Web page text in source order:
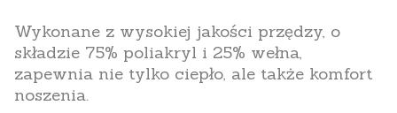
Wykonane z wysokiej jakości przędzy, o
składzie 75% poliakryl i 25% wełna,
zapewnia nie tylko ciepło, ale także komfort
noszenia.